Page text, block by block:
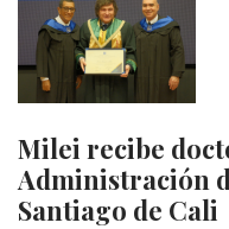
Milei recibe
Administración
Santiago de Cali